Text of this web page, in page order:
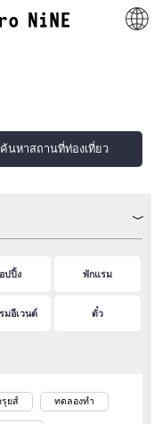
ค้นหาสถานที่ท่องเที่ยว
ปปิ้ง พักแรม
มอีเวนต์ ตั๋ว
รุยส์ ทดลองทำ